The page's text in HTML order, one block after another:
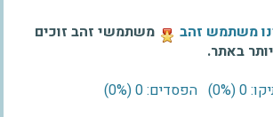
משתמש זהב‬
משתמשי זהב זוכים
באתר.
0 ‫(0%)‬
הפסדים: 0 ‫(0%)‬